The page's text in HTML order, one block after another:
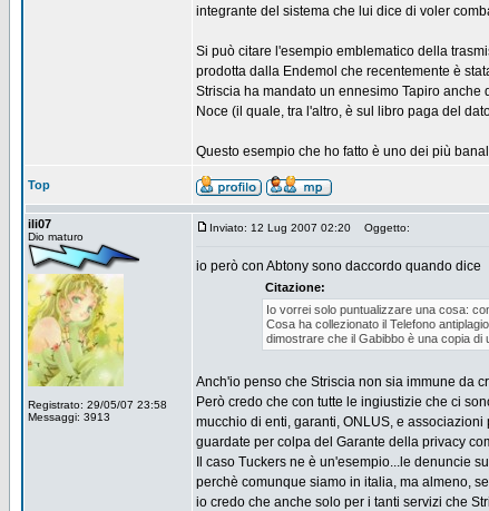
integrante del sistema che lui dice di voler
Si può citare l'esempio emblematico della
prodotta dalla Endemol che recentemente è
Striscia ha mandato un ennesimo Tapiro
Noce (il quale, tra l'altro, è sul libro paga del
Questo esempio che ho fatto è uno dei più
Top
ili07
Dio maturo
Registrato: 29/05/07 23:58
Messaggi: 3913
Inviato: 12 Lug 2007 02:20 Oggetto:
io però con Abtony sono daccordo quando dice
Citazione:
Io vorrei solo puntualizzare una cosa:
Cosa ha collezionato il Telefono
dimostrare che il Gabibbo è una copia
Anch'io penso che Striscia non sia immune da
Però credo che con tutte le ingiustizie che ci
mucchio di enti, garanti, ONLUS, e
guardate per colpa del Garante della privacy
Il caso Tuckers ne è un'esempio...le denuncie
perchè comunque siamo in italia, ma almeno,
io credo che anche solo per i tanti servizi che